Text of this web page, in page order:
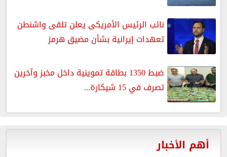
نائب الرئيس الأمريكى يعلن تلقى واشنطن
تعهدات إيرانية بشأن مضيق هرمز
ضبط 1350 بطاقة تموينية داخل مخبز وآخرين
تصرف في 15 شيكارة...
أهم الأخبار